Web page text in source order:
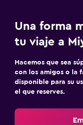
Una forma
tu viaje a
Hacemos que sea
con los amigos o la
disponible para su
el que reserves.